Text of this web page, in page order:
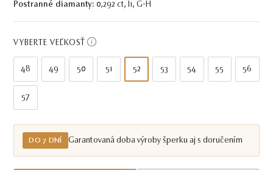
Postranné diamanty: 0,292 ct, I1, G-H
VYBERTE VEĽKOSŤ
48 49 50 51 52 53 54 55 56
57
DO 7 DNÍ Garantovaná doba výroby šperku aj s doručením